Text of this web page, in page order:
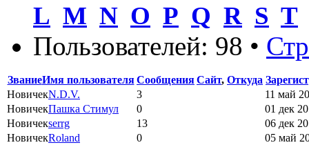
L M N O P Q R S T
Пользователей: 98 •
ЗваниеИмя пользователя СообщенияСайт, Откуда
НовичекN.D.V. 3
11 май
НовичекПашка Стимул 0
01 дек
Новичекserrg 13
06 дек
НовичекRoland 0
05 май